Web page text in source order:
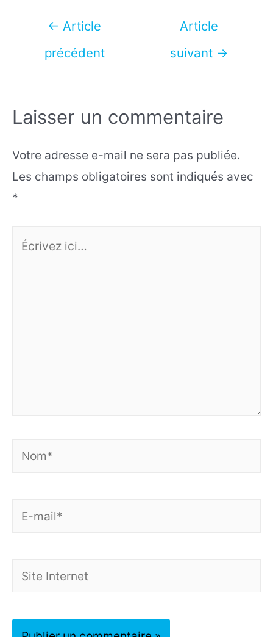
Navigation
l’article
← Article
précédent
Article
suivant →
Laisser un commentaire
Votre adresse e-mail ne sera pas publiée.
Les champs obligatoires sont indiqués avec
*
Écrivez
Nom*
E-
Site